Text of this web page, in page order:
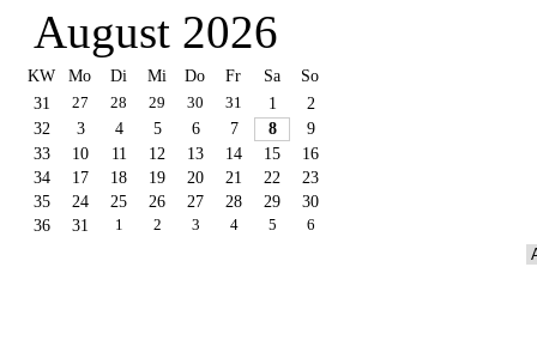
August 2026
KW Mo Di Mi Do Fr Sa So
31 27 28 29 30 31 1
2
32
3 4 5 6 7 8
9
33
10 11 12 13 14 15
16
34
17 18 19 20 21 22
23
35
24 25 26 27 28 29
30
36
31 1 2 3 4 5 6